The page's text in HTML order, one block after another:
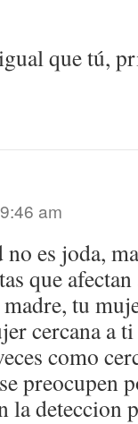
que tú,
am
es joda,
que
tu
cercana a ti
como
preocupen
la deteccion